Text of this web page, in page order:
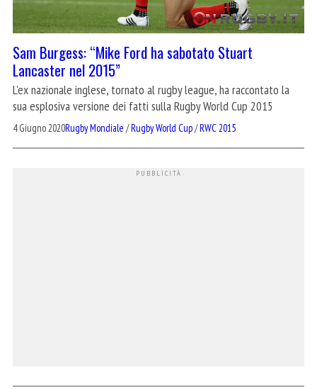
Sam Burgess: “Mike Ford ha sabotato Stuart
Lancaster nel 2015”
L'ex nazionale inglese, tornato al rugby league, ha raccontato la
sua esplosiva versione dei fatti sulla Rugby World Cup 2015
4 Giugno 2020Rugby Mondiale /Rugby World Cup/RWC 2015